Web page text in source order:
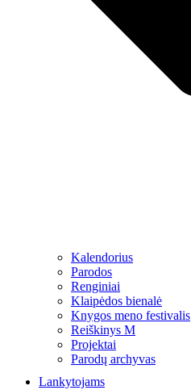
Kalendorius
Parodos
Renginiai
Klaipėdos bienalė
Knygos meno festivalis
Reiškinys M
Projektai
Parodų archyvas
Lankytojams